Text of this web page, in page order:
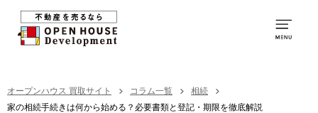
0120-231-053
営業時間：9:00～20:00
オープンハウス 買取サイト コラム一覧
相続
家の相続手続きは何から始める？必要書類と登記・期限を徹底解説